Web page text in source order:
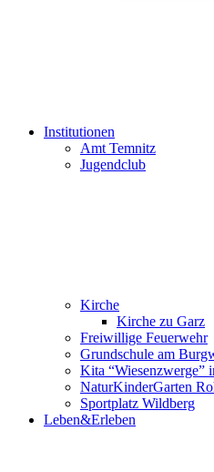
Institutionen
Amt Temnitz
Jugendclub
Kirche
Kirche zu Garz
Freiwillige Feuerwehr
Grundschule am
Kita “Wiesenzwerge”
NaturKinderGarten
Sportplatz Wildberg
Leben&Erleben